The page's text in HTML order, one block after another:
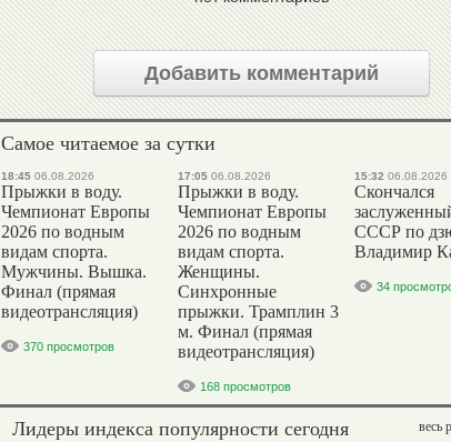
Добавить комментарий
Самое читаемое за сутки
18:45 06.08.2026
Прыжки в воду.
Чемпионат Европы
2026 по водным
видам спорта.
Мужчины. Вышка.
Финал (прямая
видеотрансляция)
370 просмотров
17:05 06.08.2026
Прыжки в воду.
Чемпионат Европы
2026 по водным
видам спорта.
Женщины.
Синхронные
прыжки. Трамплин 3
м. Финал (прямая
видеотрансляция)
168 просмотров
15:32 06.08.2026
Скончался
СССР по
Владимир
34
весь
Лидеры индекса популярности сегодня